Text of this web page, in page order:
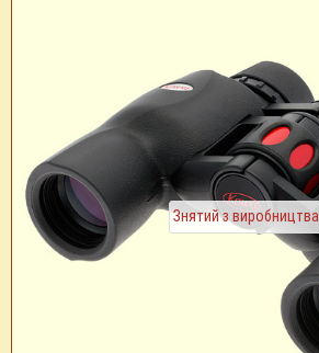
Знятий з виробництва